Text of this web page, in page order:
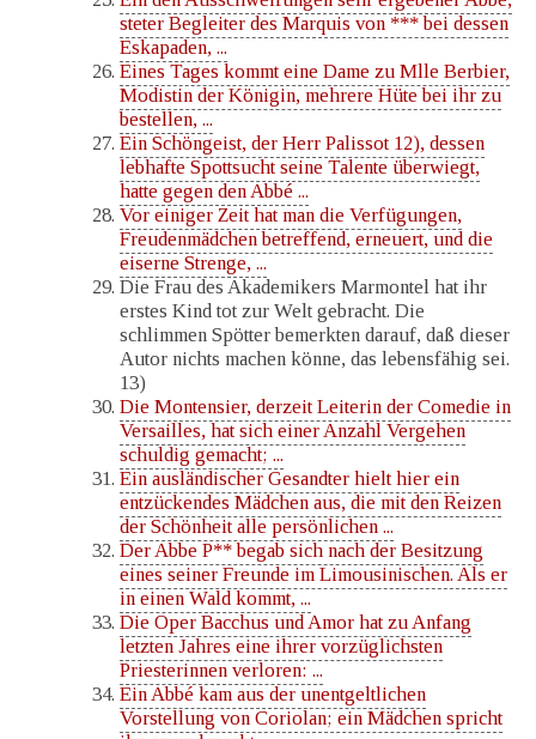
steter Begleiter des Marquis von *** bei dessen
Eskapaden, ...
Eines Tages kommt eine Dame zu Mlle Berbier,
Modistin der Königin, mehrere Hüte bei ihr zu
bestellen, ...
Ein Schöngeist, der Herr Palissot 12), dessen
lebhafte Spottsucht seine Talente überwiegt,
hatte gegen den Abbé ...
Vor einiger Zeit hat man die Verfügungen,
Freudenmädchen betreffend, erneuert, und die
eiserne Strenge, ...
Die Frau des Akademikers Marmontel hat ihr
erstes Kind tot zur Welt gebracht. Die
schlimmen Spötter bemerkten darauf, daß dieser
Autor nichts machen könne, das lebensfähig sei.
13)
Die Montensier, derzeit Leiterin der Comedie in
Versailles, hat sich einer Anzahl Vergehen
schuldig gemacht; ...
Ein ausländischer Gesandter hielt hier ein
entzückendes Mädchen aus, die mit den Reizen
der Schönheit alle persönlichen ...
Der Abbe P** begab sich nach der Besitzung
eines seiner Freunde im Limousinischen. Als er
in einen Wald kommt, ...
Die Oper Bacchus und Amor hat zu Anfang
letzten Jahres eine ihrer vorzüglichsten
Priesterinnen verloren: ...
Ein Abbé kam aus der unentgeltlichen
Vorstellung von Coriolan; ein Mädchen spricht